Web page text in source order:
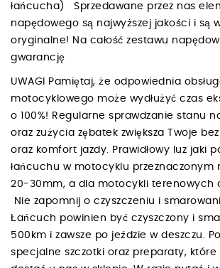
łańcucha) Sprzedawane przez nas
napędowego są najwyższej jakości i są w
oryginalne! Na całość zestawu
gwarancję
UWAGI Pamiętaj, że odpowiednia
motocyklowego może wydłużyć czas
o 100%! Regularne sprawdzanie stanu
oraz zużycia zębatek zwiększa Twoje
oraz komfort jazdy. Prawidłowy luz jaki
łańcuchu w motocyklu przeznaczonym
20-30mm, a dla motocykli terenowych
Nie zapomnij o czyszczeniu i
Łańcuch powinien być czyszczony i
500km i zawsze po jeździe w deszczu.
specjalne szczotki oraz preparaty, które